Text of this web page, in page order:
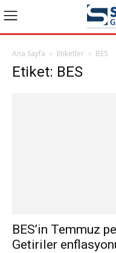
Ana Sayfa Etiketler BES
Etiket: BES
BES’in Temmuz
Getiriler